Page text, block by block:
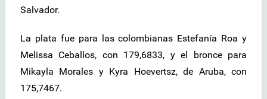
Salvador.
La plata fue para las colombianas Estefanía Roa y
Melissa Ceballos, con 179,6833, y el bronce para
Mikayla Morales y Kyra Hoevertsz, de Aruba, con
175,7467.